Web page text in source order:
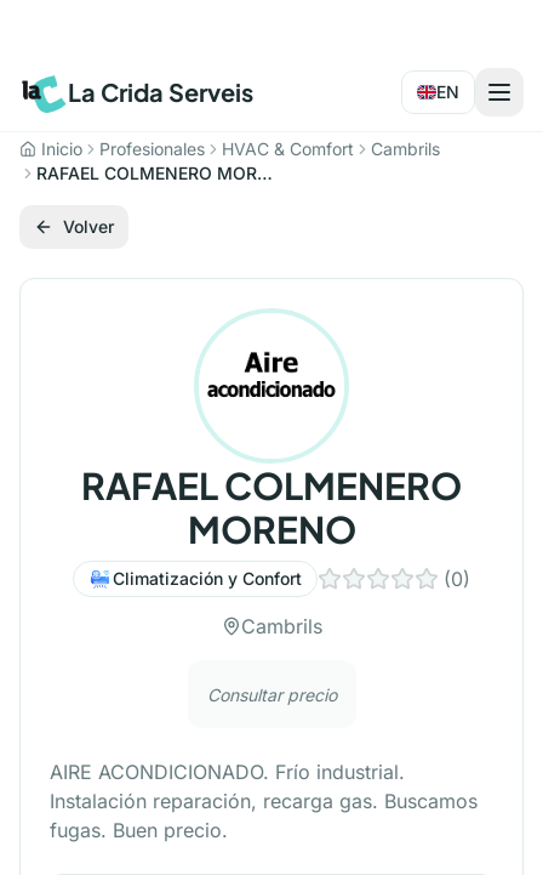
La Crida Serveis EN
Inicio Profesionales HVAC & Comfort
Cambrils
RAFAEL COLMENERO MORENO
Volver
RAFAEL COLMENERO
MORENO
Climatización y Confort (0)
Cambrils
Consultar precio
AIRE ACONDICIONADO. Frío industrial.
Instalación reparación, recarga gas. Buscamos
fugas. Buen precio.